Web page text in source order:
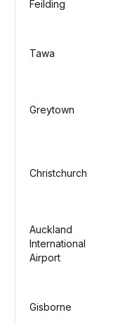
Feilding
Tawa
Greytown
Christchurch
Auckland
International
Airport
Gisborne